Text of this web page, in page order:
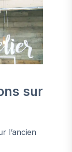
sur
l’ancien